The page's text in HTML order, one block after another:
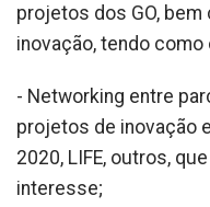
projetos dos GO,
inovação, tendo
- Networking entre
projetos de inovação
2020, LIFE, outros,
interesse;